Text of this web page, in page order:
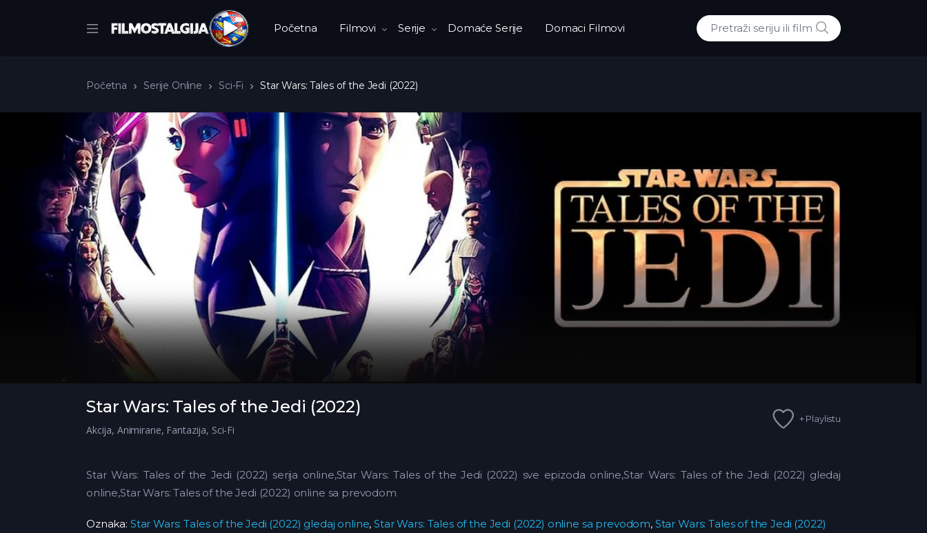
Početna Filmovi Serije Domaće Serije Domaci Filmovi
Traži:
POTRAZI
Početna Serije Online Sci-Fi Star Wars: Tales of the Jedi (2022)
Star Wars: Tales of the Jedi (2022)
Akcija, Animirane, Fantazija, Sci-Fi
+ Playlistu
Star Wars: Tales of the Jedi (2022) serija online,Star Wars: Tales of the Jedi (2022) sve epizoda online,Star Wars: Tales of the Jedi (2022) gledaj
online,Star Wars: Tales of the Jedi (2022) online sa prevodom
Oznaka: Star Wars: Tales of the Jedi (2022) gledaj online,Star Wars: Tales of the Jedi (2022) online sa prevodom, Star Wars: Tales of the Jedi (2022)